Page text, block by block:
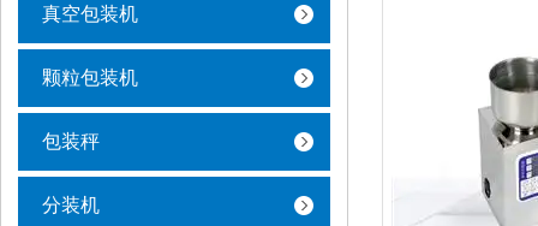
真空包装机
颗粒包装机
包装秤
分装机